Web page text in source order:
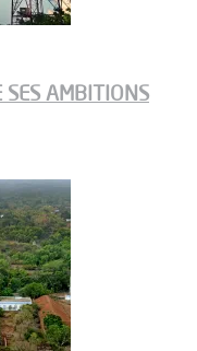
SES AMBITIONS